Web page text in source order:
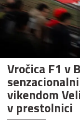
Vročica F1 v
vikendom
v prestolnici